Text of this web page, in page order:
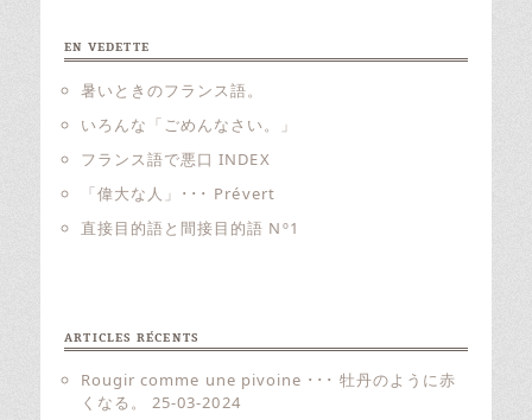
EN VEDETTE
暑いときのフランス語。
いろんな「ごめんなさい。」
フランス語で悪口 INDEX
「偉大な人」･･･ Prévert
直接目的語と間接目的語 Nº1
ARTICLES RÉCENTS
Rougir comme une pivoine ･･･ 牡丹のように赤
くなる。
25-03-2024